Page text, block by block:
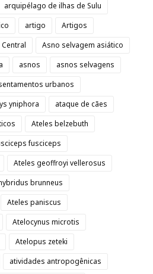
arquipélago de ilhas de Sulu
artigo
Artigos
Asno selvagem asiático
asnos
asnos selvagens
urbanos
yniphora
ataque de cães
Ateles belzebuth
fusciceps
Ateles geoffroyi vellerosus
brunneus
Ateles paniscus
Atelocynus microtis
Atelopus zeteki
atividades antropogênicas